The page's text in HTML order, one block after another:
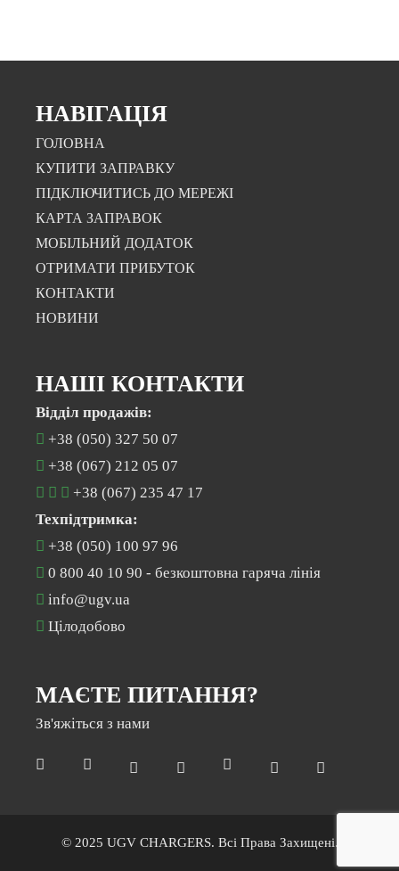
НАВІГАЦІЯ
ГОЛОВНА
КУПИТИ ЗАПРАВКУ
ПІДКЛЮЧИТИСЬ ДО МЕРЕЖІ
КАРТА ЗАПРАВОК
МОБІЛЬНИЙ ДОДАТОК
ОТРИМАТИ ПРИБУТОК
КОНТАКТИ
НОВИНИ
НАШІ КОНТАКТИ
Відділ продажів:
+38 (050) 327 50 07
+38 (067) 212 05 07
+38 (067) 235 47 17
Техпідтримка:
+38 (050) 100 97 96
0 800 40 10 90 - безкоштовна гаряча лінія
info@ugv.ua
Цілодобово
МАЄТЕ ПИТАННЯ?
Зв'яжіться з нами
© 2025 UGV CHARGERS. Всі Права Захищені.